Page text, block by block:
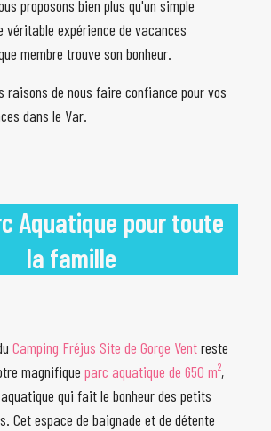
proposons bien plus qu'un simple
véritable expérience de vacances
membre trouve son bonheur.
dans le Var.
Aquatique pour toute
la famille
Camping Fréjus Site de Gorge Ventreste
magnifiqueparc aquatique de 650 m²,
qui fait le bonheur des petits
Cet espace de baignade et de détente